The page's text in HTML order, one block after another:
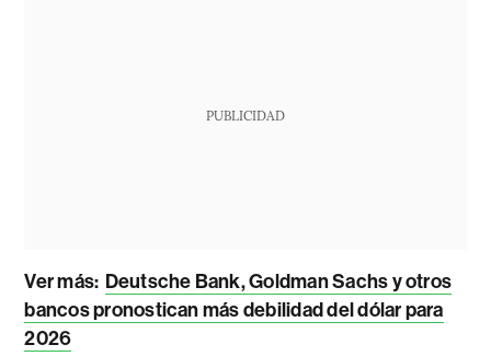
PUBLICIDAD
Ver más: Deutsche Bank, Goldman Sachs y otros
bancos pronostican más debilidad del dólar para
2026